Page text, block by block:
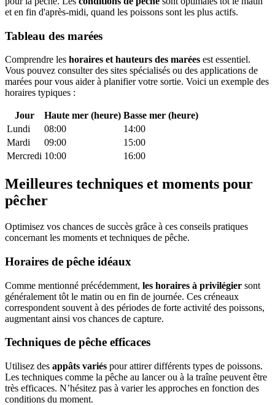
et en fin d'après-midi, quand les poissons sont les plus actifs.
Tableau des marées
Comprendre les horaires et hauteurs des marées est essentiel.
Vous pouvez consulter des sites spécialisés ou des applications de
marées pour vous aider à planifier votre sortie. Voici un exemple des
horaires typiques :
Jour Haute mer (heure) Basse mer (heure)
Lundi
08:00
14:00
Mardi
09:00
15:00
Mercredi 10:00 16:00
Meilleures techniques et moments pour
pêcher
Optimisez vos chances de succès grâce à ces conseils pratiques
concernant les moments et techniques de pêche.
Horaires de pêche idéaux
Comme mentionné précédemment, les horaires à privilégier sont
généralement tôt le matin ou en fin de journée. Ces créneaux
correspondent souvent à des périodes de forte activité des poissons,
augmentant ainsi vos chances de capture.
Techniques de pêche efficaces
Utilisez des appâts variés pour attirer différents types de poissons.
Les techniques comme la pêche au lancer ou à la traîne peuvent être
très efficaces. N’hésitez pas à varier les approches en fonction des
conditions du moment.